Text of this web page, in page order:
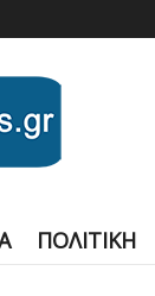
ΠΟΛΙΤΙΚΗ